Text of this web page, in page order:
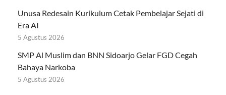
Unusa Redesain Kurikulum Cetak Pembelajar Sejati di
Era AI
5 Agustus 2026
SMP Al Muslim dan BNN Sidoarjo Gelar FGD Cegah
Bahaya Narkoba
5 Agustus 2026